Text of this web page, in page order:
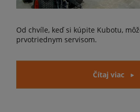
Od chvíle, keď si kúpite Kubotu,
prvotriednym servisom.
Čítaj viac